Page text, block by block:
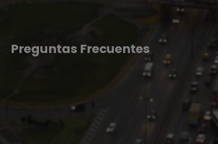
Preguntas Frecuentes